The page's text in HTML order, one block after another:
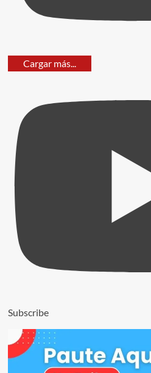
Cargar más...
Subscribe